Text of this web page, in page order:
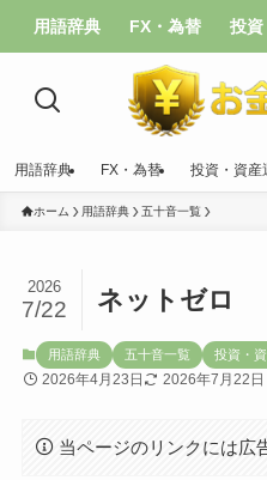
用語辞典 FX・為替 投資
用語辞典 FX・為替 投資・資産
ホーム 用語辞典 五十音一覧
ネットゼロ
2026
7/22
用語辞典 五十音一覧 投資・
2026年4月23日 2026年7月22日
当ページのリンクには広